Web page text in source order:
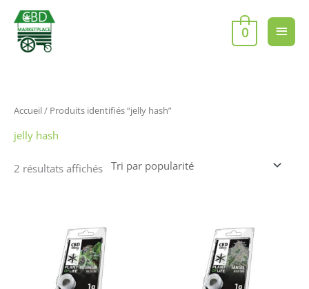
Aller
contenu
0
Accueil/ Produits identifiés “jelly hash”
jelly hash
2 résultats affichés
Trié
par